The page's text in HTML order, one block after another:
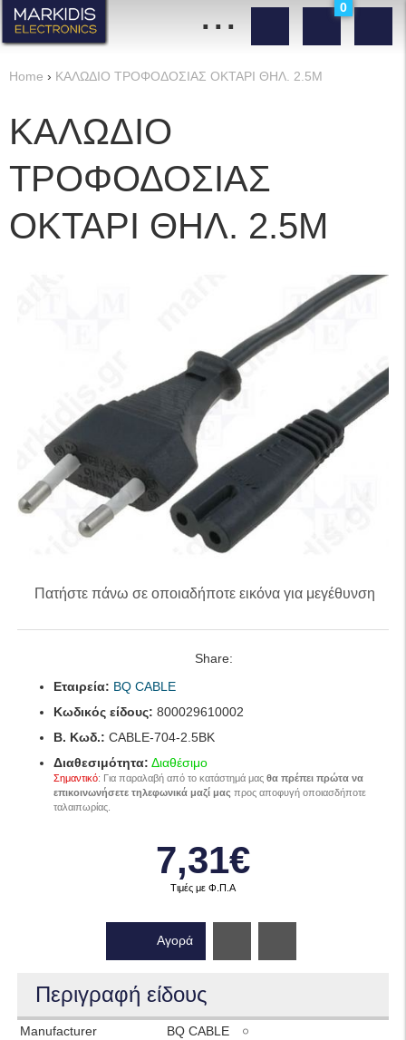
0
...
Home › ΚΑΛΩΔΙΟ ΤΡΟΦΟΔΟΣΙΑΣ ΟΚΤΑΡΙ ΘΗΛ. 2.5Μ
ΚΑΛΩΔΙΟ
ΤΡΟΦΟΔΟΣΙΑΣ
ΟΚΤΑΡΙ ΘΗΛ. 2.5Μ
Πατήστε πάνω σε οποιαδήποτε εικόνα για μεγέθυνση
Share:
Εταιρεία: BQ CABLE
Κωδικός είδους: 800029610002
B. Κωδ.: CABLE-704-2.5BK
Διαθεσιμότητα: Διαθέσιμο
Σημαντικό: Για παραλαβή από το κατάστημά μας θα πρέπει πρώτα να
επικοινωνήσετε τηλεφωνικά μαζί μας προς αποφυγή οποιασδήποτε
ταλαιπωρίας.
7,31€
Τιμές με Φ.Π.Α
Αγορά
Περιγραφή είδους
Manufacturer
BQ CABLE